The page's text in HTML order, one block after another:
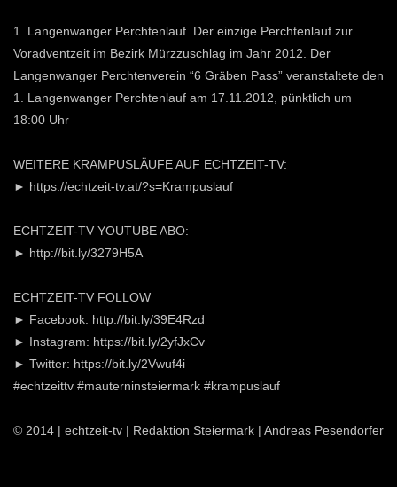
1. Langenwanger Perchtenlauf. Der einzige Perchtenlauf zur
Voradventzeit im Bezirk Mürzzuschlag im Jahr 2012. Der
Langenwanger Perchtenverein “6 Gräben Pass” veranstaltete den
1. Langenwanger Perchtenlauf am 17.11.2012, pünktlich um
18:00 Uhr
WEITERE KRAMPUSLÄUFE AUF ECHTZEIT-TV:
► https://echtzeit-tv.at/?s=Krampuslauf
ECHTZEIT-TV YOUTUBE ABO:
► http://bit.ly/3279H5A
ECHTZEIT-TV FOLLOW
► Facebook: http://bit.ly/39E4Rzd
► Instagram: https://bit.ly/2yfJxCv
► Twitter: https://bit.ly/2Vwuf4i
#echtzeittv #mauterninsteiermark #krampuslauf
© 2014 | echtzeit-tv | Redaktion Steiermark | Andreas Pesendorfer